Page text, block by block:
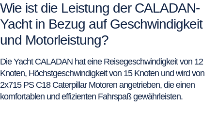
Wie ist die Leistung der CALADAN-
Yacht in Bezug auf Geschwindigkeit
und Motorleistung?
Die Yacht CALADAN hat eine Reisegeschwindigkeit von 12
Knoten, Höchstgeschwindigkeit von 15 Knoten und wird von
2x715 PS C18 Caterpillar Motoren angetrieben, die einen
komfortablen und effizienten Fahrspaß gewährleisten.